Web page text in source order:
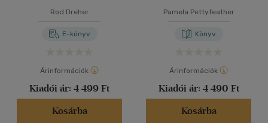
Rod Dreher
E-könyv
Árinformációk
Kiadói ár: 4 499 Ft
Kosárba
Pamela Pettyfeather
Könyv
Árinformációk
Kiadói ár: 4 490 Ft
Kosárba